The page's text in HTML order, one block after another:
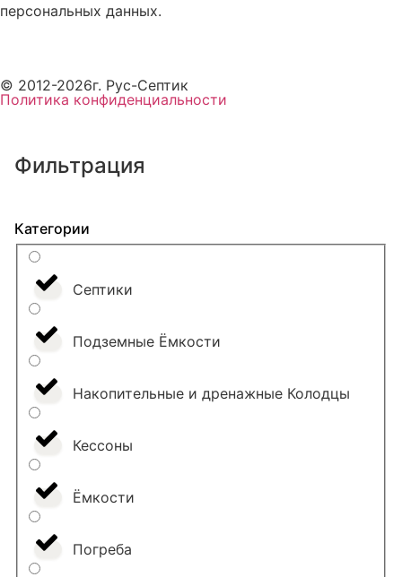
персональных данных.
© 2012-2026г. Рус-Септик
Политика конфиденциальности
Фильтрация
Категории
Септики
Подземные Ёмкости
Накопительные и дренажные Колодцы
Кессоны
Ёмкости
Погреба